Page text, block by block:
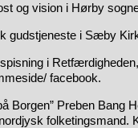
og vision i Hørby
gudstjeneste i Sæby
i
facebook.
Borgen” Preben Bang
folketingsmand.